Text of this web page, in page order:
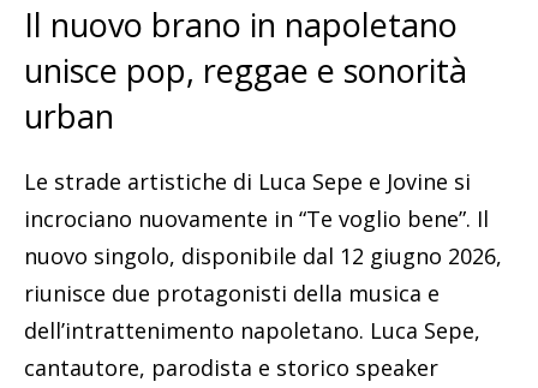
Il nuovo brano in napoletano
unisce pop, reggae e sonorità
urban
Le strade artistiche di Luca Sepe e Jovine si
incrociano nuovamente in “Te voglio bene”. Il
nuovo singolo, disponibile dal 12 giugno 2026,
riunisce due protagonisti della musica e
dell’intrattenimento napoletano. Luca Sepe,
cantautore, parodista e storico speaker